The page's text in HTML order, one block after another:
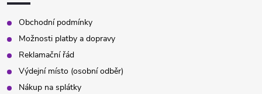
Obchodní podmínky
Možnosti platby a dopravy
Reklamační řád
Výdejní místo (osobní odběr)
Nákup na splátky